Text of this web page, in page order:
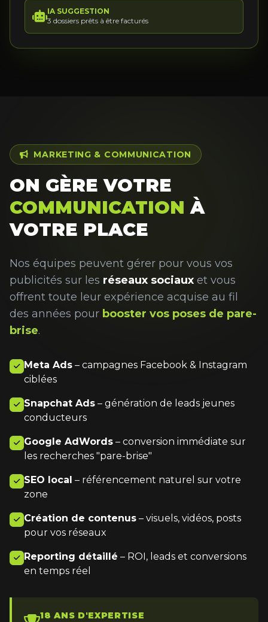
IA SUGGESTION
3 dossiers prêts à être facturés
MARKETING & COMMUNICATION
ON GÈRE VOTRE
COMMUNICATION À
VOTRE PLACE
Nos équipes peuvent gérer pour vous vos
publicités sur les réseaux sociaux et vous
offrent toute leur expérience acquise au fil
des années pour booster vos poses de pare-
brise.
Meta Ads – campagnes Facebook & Instagram
ciblées
Snapchat Ads – génération de leads jeunes
conducteurs
Google AdWords – conversion immédiate sur
les recherches "pare-brise"
SEO local – référencement naturel sur votre
zone
Création de contenus – visuels, vidéos, posts
pour vos réseaux
Reporting détaillé – ROI, leads et conversions
en temps réel
18 ANS D'EXPERTISE